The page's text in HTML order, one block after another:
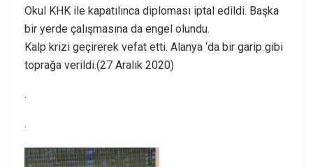
Okul KHK ile kapatılınca diploması iptal edildi. Başka
bir yerde çalışmasına da engel olundu.
Kalp krizi geçirerek vefat etti. Alanya ‘da bir garip gibi
toprağa verildi.(27 Aralık 2020)
.
.